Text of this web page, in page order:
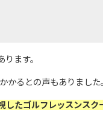
ます。
かるとの声もありました
たゴルフレッスンスク